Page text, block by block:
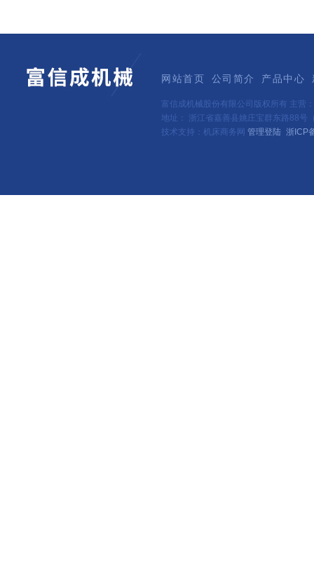
网站首页 公司简介 产品中心
富信成机械股份有限公司版权所有 主营：
地址： 浙江省嘉善县姚庄宝群东路88号
技术支持：机床商务网 管理登陆 浙ICP